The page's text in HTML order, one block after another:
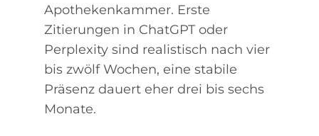
Apothekenkammer. Erste
Zitierungen in ChatGPT oder
Perplexity sind realistisch nach vier
bis zwölf Wochen, eine stabile
Präsenz dauert eher drei bis sechs
Monate.